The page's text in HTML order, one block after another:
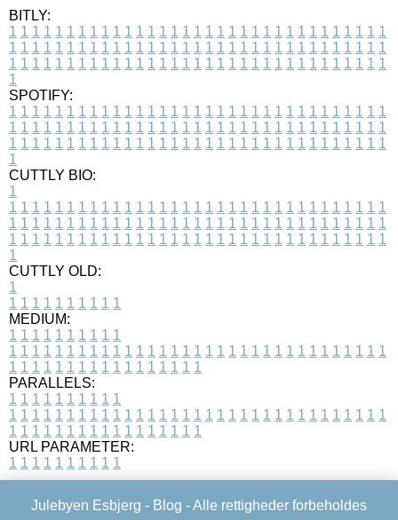
BITLY:
1 1 1 1 1 1 1 1 1 1 1 1 1 1 1 1 1 1 1 1 1 1 1 1 1 1 1 1 1 1 1 1 1
1 1 1 1 1 1 1 1 1 1 1 1 1 1 1 1 1 1 1 1 1 1 1 1 1 1 1 1 1 1 1 1 1
1 1 1 1 1 1 1 1 1 1 1 1 1 1 1 1 1 1 1 1 1 1 1 1 1 1 1 1 1 1 1 1 1
1
SPOTIFY:
1 1 1 1 1 1 1 1 1 1 1 1 1 1 1 1 1 1 1 1 1 1 1 1 1 1 1 1 1 1 1 1 1
1 1 1 1 1 1 1 1 1 1 1 1 1 1 1 1 1 1 1 1 1 1 1 1 1 1 1 1 1 1 1 1 1
1 1 1 1 1 1 1 1 1 1 1 1 1 1 1 1 1 1 1 1 1 1 1 1 1 1 1 1 1 1 1 1 1
1
CUTTLY BIO:
1
1 1 1 1 1 1 1 1 1 1 1 1 1 1 1 1 1 1 1 1 1 1 1 1 1 1 1 1 1 1 1 1 1
1 1 1 1 1 1 1 1 1 1 1 1 1 1 1 1 1 1 1 1 1 1 1 1 1 1 1 1 1 1 1 1 1
1 1 1 1 1 1 1 1 1 1 1 1 1 1 1 1 1 1 1 1 1 1 1 1 1 1 1 1 1 1 1 1 1
1
CUTTLY OLD:
1
1 1 1 1 1 1 1 1 1 1
MEDIUM:
1 1 1 1 1 1 1 1 1 1
1 1 1 1 1 1 1 1 1 1 1 1 1 1 1 1 1 1 1 1 1 1 1 1 1 1 1 1 1 1 1 1 1
1 1 1 1 1 1 1 1 1 1 1 1 1 1 1 1 1
PARALLELS:
1 1 1 1 1 1 1 1 1 1
1 1 1 1 1 1 1 1 1 1 1 1 1 1 1 1 1 1 1 1 1 1 1 1 1 1 1 1 1 1 1 1 1
1 1 1 1 1 1 1 1 1 1 1 1 1 1 1 1 1
URL PARAMETER:
1 1 1 1 1 1 1 1 1 1
Julebyen Esbjerg - Blog - Alle rettigheder forbeholdes